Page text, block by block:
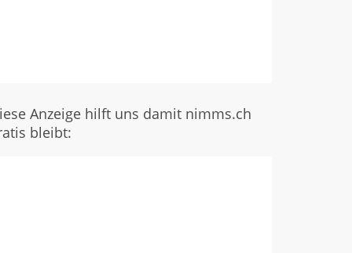
Anzeige hilft uns damit nimms.ch
bleibt: